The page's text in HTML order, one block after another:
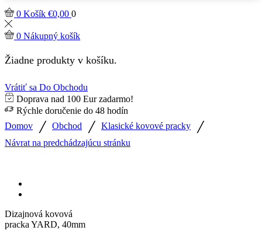
0 Košík €0,00 0
0 Nákupný košík
Žiadne produkty v košíku.
Vrátiť sa Do Obchodu
Doprava nad 100 Eur zadarmo!
Rýchle doručenie do 48 hodín
Domov
/ Obchod / Klasické kovové pracky /
Návrat na predchádzajúcu stránku
Dizajnová kovová
pracka YARD, 40mm